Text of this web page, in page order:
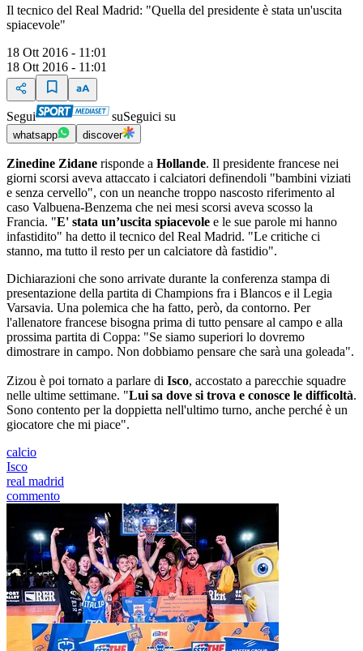
Il tecnico del Real Madrid: "Quella del presidente è stata un'uscita
spiacevole"
18 Ott 2016 - 11:01
18 Ott 2016 - 11:01
Segui suSeguici su
whatsapp discover
Zinedine Zidane risponde a Hollande. Il presidente francese nei
giorni scorsi aveva attaccato i calciatori definendoli "bambini viziati
e senza cervello", con un neanche troppo nascosto riferimento al
caso Valbuena-Benzema che nei mesi scorsi aveva scosso la
Francia. "E' stata un’uscita spiacevole e le sue parole mi hanno
infastidito" ha detto il tecnico del Real Madrid. "Le critiche ci
stanno, ma tutto il resto per un calciatore dà fastidio".
Dichiarazioni che sono arrivate durante la conferenza stampa di
presentazione della partita di Champions fra i Blancos e il Legia
Varsavia. Una polemica che ha fatto, però, da contorno. Per
l'allenatore francese bisogna prima di tutto pensare al campo e alla
prossima partita di Coppa: "Se siamo superiori lo dovremo
dimostrare in campo. Non dobbiamo pensare che sarà una goleada".
Zizou è poi tornato a parlare di Isco, accostato a parecchie squadre
nelle ultime settimane. "Lui sa dove si trova e conosce le difficoltà.
Sono contento per la doppietta nell'ultimo turno, anche perché è un
giocatore che mi piace".
calcio
Isco
real madrid
commento